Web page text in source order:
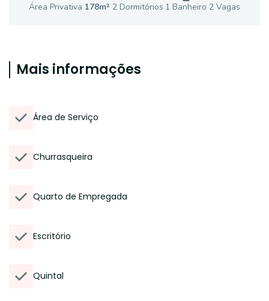
Área Privativa 178m² 2Dormitórios 1 Banheiro 2Vagas
Mais informações
Área de Serviço
Churrasqueira
Quarto de Empregada
Escritório
Quintal